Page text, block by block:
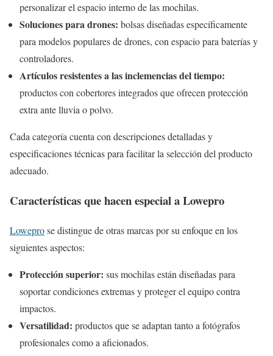
personalizar el espacio interno de las mochilas.
Soluciones para drones: bolsas diseñadas específicamente
para modelos populares de drones, con espacio para baterías y
controladores.
Artículos resistentes a las inclemencias del tiempo:
productos con cobertores integrados que ofrecen protección
extra ante lluvia o polvo.
Cada categoría cuenta con descripciones detalladas y
especificaciones técnicas para facilitar la selección del producto
adecuado.
Características que hacen especial a Lowepro
Loweprose distingue de otras marcas por su enfoque en los
siguientes aspectos:
Protección superior: sus mochilas están diseñadas para
soportar condiciones extremas y proteger el equipo contra
impactos.
Versatilidad: productos que se adaptan tanto a fotógrafos
profesionales como a aficionados.